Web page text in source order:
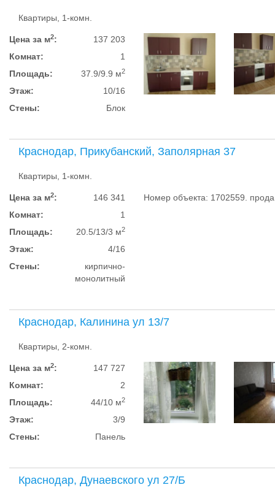
Квартиры, 1-комн.
Цена за м2:
137 203
Комнат:
1
Площадь:
37.9/9.9 м2
Этаж:
10/16
Стены:
Блок
Краснодар, Прикубанский, Заполярная 37
Квартиры, 1-комн.
Цена за м2:
146 341
Комнат:
1
Площадь:
20.5/13/3 м2
Этаж:
4/16
Стены:
кирпично-
монолитный
Номер объекта: 1702559.
Краснодар, Калинина ул 13/7
Квартиры, 2-комн.
Цена за м2:
147 727
Комнат:
2
Площадь:
44/10 м2
Этаж:
3/9
Стены:
Панель
Краснодар, Дунаевского ул 27/Б